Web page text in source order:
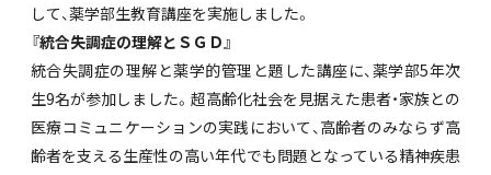
して、薬学部生教育講座を実施しました。
『統合失調症の理解とＳＧＤ』
統合失調症の理解と薬学的管理と題した講座に、薬学部5年次
生9名が参加しました。超高齢化社会を見据えた患者・家族との
医療コミュニケーションの実践において、高齢者のみならず高
齢者を支える生産性の高い年代でも問題となっている精神疾患